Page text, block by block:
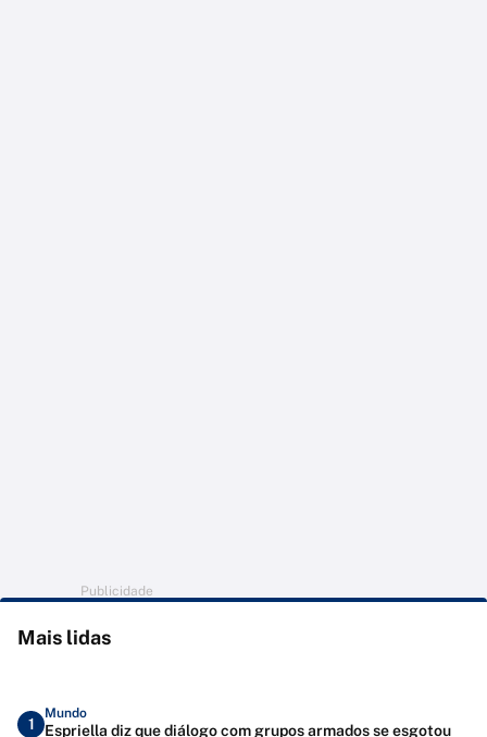
Publicidade
Mais lidas
1
Mundo
Espriella diz que diálogo com grupos armados se esgotou